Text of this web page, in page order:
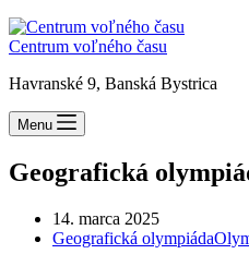
Centrum voľného času
Havranské 9, Banská Bystrica
Menu
Geografická
14. marca 2025
Geografická olympiáda